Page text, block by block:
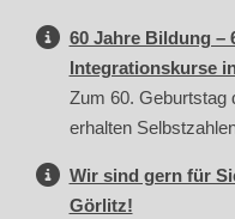
60 Jahre Bildung –
Integrationskurse
Zum 60. Geburtstag
erhalten
Wir sind gern für
Görlitz!